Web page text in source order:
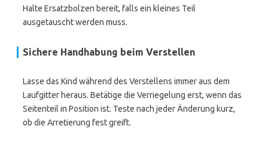
Halte Ersatzbolzen bereit, falls ein kleines Teil
ausgetauscht werden muss.
Sichere Handhabung beim Verstellen
Lasse das Kind während des Verstellens immer aus dem
Laufgitter heraus. Betätige die Verriegelung erst, wenn das
Seitenteil in Position ist. Teste nach jeder Änderung kurz,
ob die Arretierung fest greift.